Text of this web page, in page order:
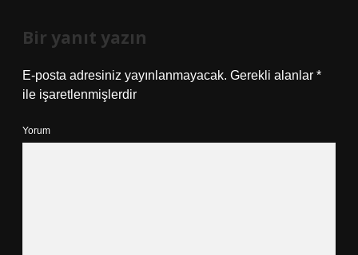
Bir yanıt yazın
E-posta adresiniz yayınlanmayacak. Gerekli alanlar *
ile işaretlenmişlerdir
Yorum